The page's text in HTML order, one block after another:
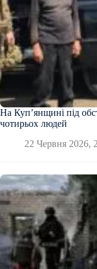
На Куп’янщині під
чотирьох людей
22 Червня 2026,